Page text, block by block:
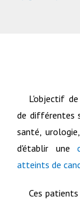
L'objectif
de différentes
santé,
d'établir une
atteints de
Ces